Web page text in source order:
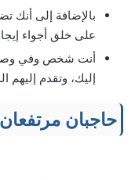
بالإضافة إلى أنك
على خلق أجواء
أنت شخص وفي
إليك، وتقدم
حاجبان مرتفعان